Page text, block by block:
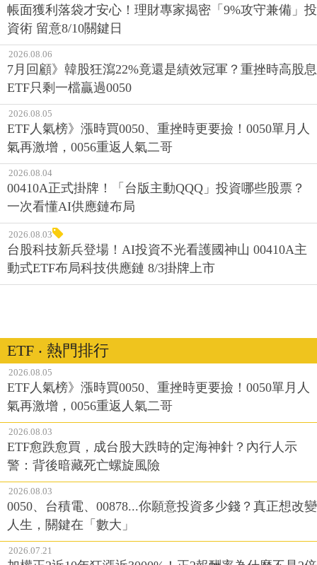
帳面獲利落袋才安心！理財專家揭密「9%攻守兼備」投
資術 留意8/10關鍵日
2026.08.06
7月回顧》韓股狂瀉22%竟還是績效冠軍？重挫時高股息
ETF只剩一檔贏過0050
2026.08.05
ETF人氣榜》漲時買0050、重挫時更要撿！0050單月人
氣再激增，0056重返人氣二哥
2026.08.04
00410A正式掛牌！「台版主動QQQ」投資哪些股票？
一次看懂AI供應鏈布局
2026.08.03
台股科技新兵登場！AI投資不光看護國神山 00410A主
動式ETF布局科技供應鏈 8/3掛牌上市
ETF ‧ 熱門排行
2026.08.05
ETF人氣榜》漲時買0050、重挫時更要撿！0050單月人
氣再激增，0056重返人氣二哥
2026.08.03
ETF愈跌愈買，成台股大跌時的定海神針？內行人示
警：背後暗藏死亡螺旋風險
2026.08.03
0050、台積電、00878...你願意投資多少錢？真正想改變
人生，關鍵在「數大」
2026.07.21